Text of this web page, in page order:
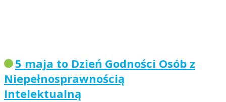
5 maja to Dzień Godności Osób z
Niepełnosprawnością
Intelektualną